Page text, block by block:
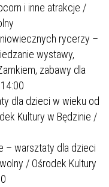
i inne atrakcje /
rycerzy –
wystawy,
zabawy dla
dla dzieci w wieku od
Kultury w Będzinie /
– warsztaty dla dzieci
/ Ośrodek Kultury